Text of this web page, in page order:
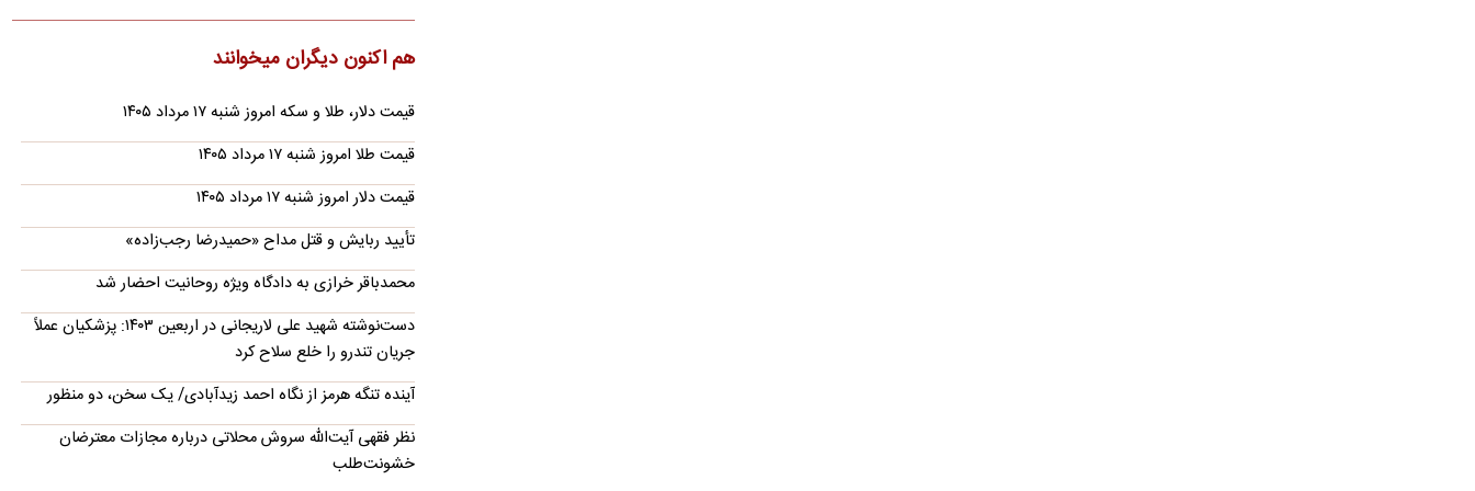
مرداد ۱۴۰۵
میلیون تومان رسید
قسمت جدید اظهارات جنجالی محمدباقر خرازی؛ ما
قطعا با هندوها درگیر خواهیم شد!
باقر خرازی مدعی شد: به‌زودی خواهید دید که اتفاقاتی رخ خواهد
داد و ما قطعاً با هندوها درگیر خواهیم شد؛ چراکه میان…
رونمایی از ۲ خرید جدید پرسپولیس؛ همین امروز!
باشگاه پرسپولیس در حال تکمیل انجام دو خرید بعدی است.
روایتی از امضای توافق‌نامه دفاع مشترک عربستان، ترکیه و پاکستان
«پیمان مکه»؛ کد آغاز آرایش جدید امنیتی در منطقه؟
در شرایطی که تداوم جنگ ایران و آمریکا و بحران یمن بار دیگر در
حال تبدیل‌شدن به یکی از کانون‌های اصلی تنش منطقه‌ای…
هم اکنون دیگران میخوانند
قیمت دلار، طلا و سکه امروز شنبه ۱۷ مرداد ۱۴۰۵
قیمت طلا امروز شنبه ۱۷ مرداد ۱۴۰۵
قیمت دلار امروز شنبه ۱۷ مرداد ۱۴۰۵
تأیید ربایش و قتل مداح «حمیدرضا رجب‌زاده»
محمدباقر خرازی به دادگاه ویژه روحانیت احضار شد
دست‌نوشته شهید علی لاریجانی در اربعین ۱۴۰۳: پزشکیان عملاً
جریان تندرو را خلع سلاح کرد
آینده تنگه هرمز از نگاه احمد زیدآبادی/ یک سخن، دو منظور
نظر فقهی آیت‌الله سروش محلاتی درباره مجازات معترضان
خشونت‌طلب